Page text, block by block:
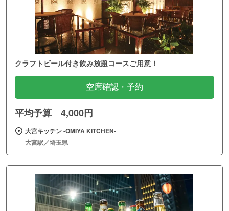
クラフトビール付き飲み放題コースご用意！
空席確認・予約
平均予算 4,000円
大宮キッチン ‐OMIYA KITCHEN‐
大宮駅／埼玉県